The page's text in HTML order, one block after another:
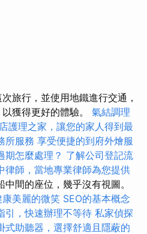
旅行，並使用地鐵進行交通，
獲得更好的體驗。 氣結調理
護理之家，讓您的家人得到最
所服務 享受便捷的到府外燴服
期怎麼處理？ 了解公司登記流
律師，當地專業律師為您提供
間的座位，幾乎沒有視圖。
美麗的微笑 SEO的基本概念
引，快速辦理不等待 私家偵探
式助聽器，選擇舒適且隱蔽的